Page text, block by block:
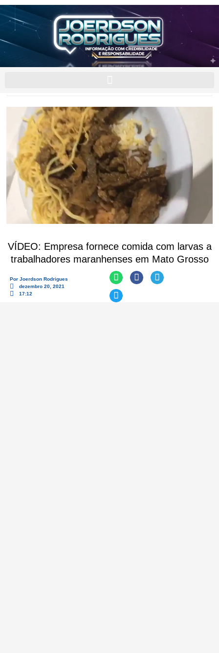
VÍDEO: Empresa fornece comida com larvas a
trabalhadores maranhenses em Mato Grosso
Por Joerdson Rodrigues
dezembro 20, 2021
17:12